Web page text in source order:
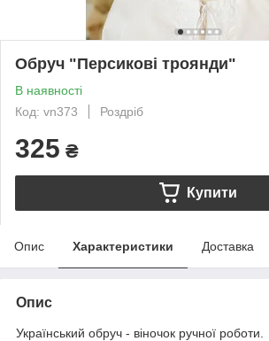
Обруч "Персикові троянди"
В наявності
Код: vn373
Роздріб
325 ₴
Купити
Опис Характеристики Доставка
Опис
Український обруч - віночок ручної роботи.